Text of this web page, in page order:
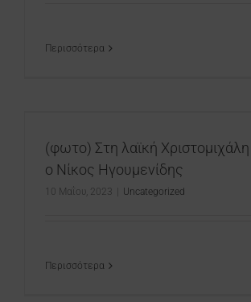
Περισσότερα
(φωτο) Στη λαϊκή
ο Νίκος Ηγουμενίδης
10 Μαΐου, 2023 Uncategorized
Περισσότερα